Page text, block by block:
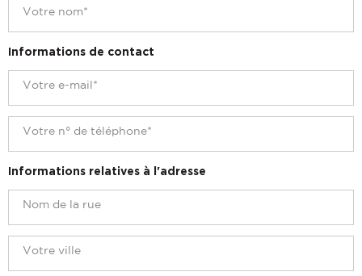
Informations de contact
Informations relatives à l'adresse